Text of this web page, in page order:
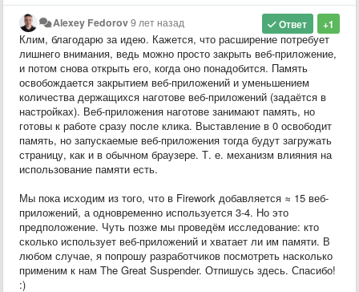
+1
Ответ
Alexey Fedorov9 лет назад
Клим, благодарю за идею. Кажется, что расширение потребует
лишнего внимания, ведь можно просто закрыть веб-приложение,
и потом снова открыть его, когда оно понадобится. Память
освобождается закрытием веб-приложений и уменьшением
количества держащихся наготове веб-приложений (задаётся в
настройках). Веб-приложения наготове занимают память, но
готовы к работе сразу после клика. Выставление в 0 освободит
память, но запускаемые веб-приложения тогда будут загружать
страницу, как и в обычном браузере. Т. е. механизм влияния на
использование памяти есть.
Мы пока исходим из того, что в Firework добавляется ≈ 15 веб-
приложений, а одновременно используется 3-4. Но это
предположение. Чуть позже мы проведём исследование: кто
сколько использует веб-приложений и хватает ли им памяти. В
любом случае, я попрошу разработчиков посмотреть насколько
применим к нам The Great Suspender. Отпишусь здесь. Спасибо!
:)